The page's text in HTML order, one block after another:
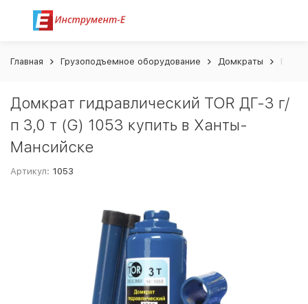
Главная Грузоподъемное оборудование Домкраты
Домкрат гидравлический TOR ДГ-3 г/
п 3,0 т (G) 1053 купить в Ханты-
Мансийске
Артикул: 1053